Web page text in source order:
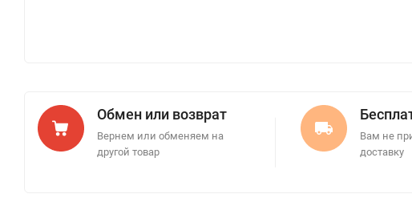
Обмен или возврат
Вернем или обменяем на
другой товар
Вам не
доставку